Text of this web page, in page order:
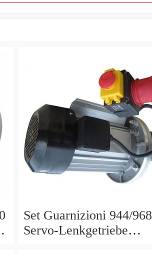
Set Guarnizioni 944/968
Servo-Lenkgetriebe